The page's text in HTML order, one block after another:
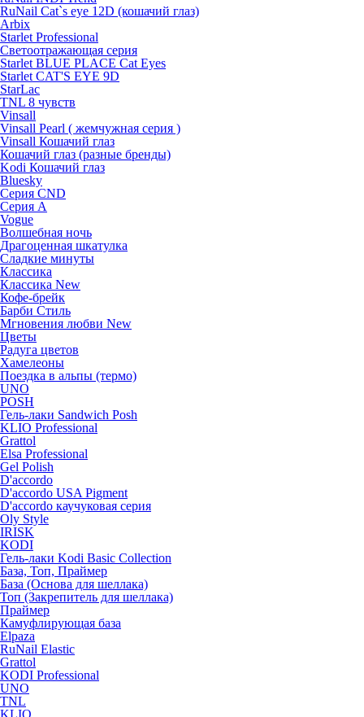
RuNail Cat`s eye 12D (кошачий глаз)
Arbix
Starlet Professional
Светоотражающая серия
Starlet BLUE PLACE Cat Eyes
Starlet CAT'S EYE 9D
StarLac
TNL 8 чувств
Vinsall
Vinsall Pearl ( жемчужная серия )
Vinsall Кошачий глаз
Кошачий глаз (разные бренды)
Kodi Кошачий глаз
Bluesky
Серия CND
Серия А
Vogue
Волшебная ночь
Драгоценная шкатулка
Сладкие минуты
Классика
Классика New
Кофе-брейк
Барби Стиль
Мгновения любви New
Цветы
Радуга цветов
Хамелеоны
Поездка в альпы (термо)
UNO
POSH
Гель-лаки Sandwich Posh
KLIO Professional
Grattol
Elsa Professional
Gel Polish
D'accordo
D'accordo USA Pigment
D'accordo каучуковая серия
Oly Style
IRISK
KODI
Гель-лаки Kodi Basic Collection
База, Топ, Праймер
База (Основа для шеллака)
Топ (Закрепитель для шеллака)
Праймер
Камуфлирующая база
Elpaza
RuNail Elastic
Grattol
KODI Professional
UNO
TNL
KLIO